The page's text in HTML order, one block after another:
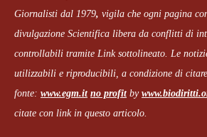
Giornalisti dal 1979, vigila che ogni pagina
divulgazione Scientifica libera da conflitti di
controllabili tramite Link sottolineato. Le
utilizzabili e riproducibili, a condizione di citare
fonte: www.egm.it no profitby
citate con link in questo articolo.